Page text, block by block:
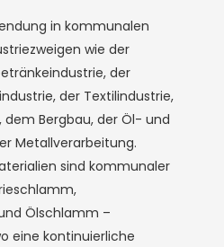
in kommunalen
wie der
der
der Textilindustrie,
Bergbau, der Öl- und
Metallverarbeitung.
sind kommunaler
Ölschlamm –
eine kontinuierliche